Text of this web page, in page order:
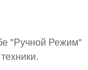
"Ручной Режим"